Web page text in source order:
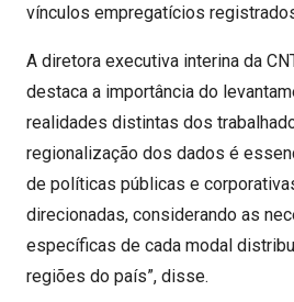
vínculos empregatícios
A diretora executiva interina da
destaca a importância do
realidades distintas dos
regionalização dos dados é
de políticas públicas e
direcionadas, considerando as
específicas de cada modal
regiões do país”, disse.